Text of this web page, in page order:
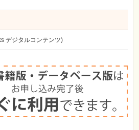
デジタルコンテンツ)